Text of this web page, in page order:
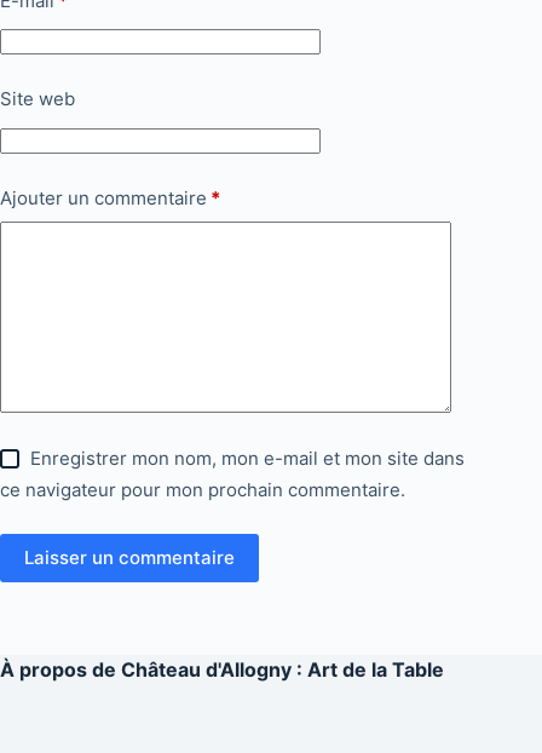
Site web
Ajouter un commentaire *
Enregistrer mon nom, mon e-mail et mon site dans
ce navigateur pour mon prochain commentaire.
Laisser un commentaire
À propos de Château d'Allogny : Art de la Table